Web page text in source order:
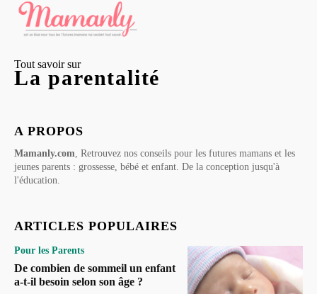
Tout savoir sur
La parentalité
A PROPOS
Mamanly.com, Retrouvez nos conseils pour les futures mamans et les
jeunes parents : grossesse, bébé et enfant. De la conception jusqu'à
l'éducation.
ARTICLES POPULAIRES
Pour les Parents
De combien de sommeil un enfant
a-t-il besoin selon son âge ?